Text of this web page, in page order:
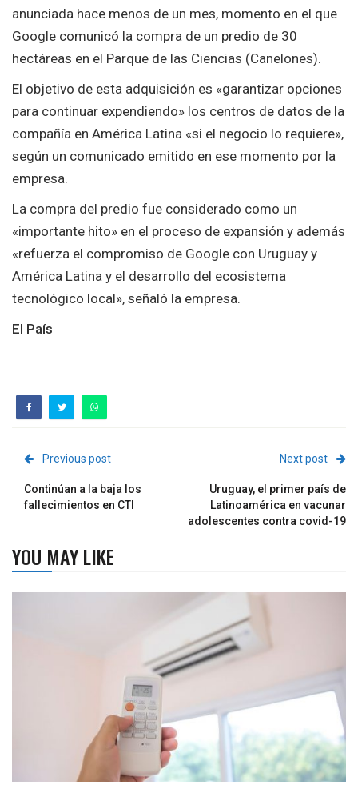
anunciada hace menos de un mes, momento en el que
Google comunicó la compra de un predio de 30
hectáreas en el Parque de las Ciencias (Canelones).
El objetivo de esta adquisición es «garantizar opciones
para continuar expendiendo» los centros de datos de la
compañía en América Latina «si el negocio lo requiere»,
según un comunicado emitido en ese momento por la
empresa.
La compra del predio fue considerado como un
«importante hito» en el proceso de expansión y además
«refuerza el compromiso de Google con Uruguay y
América Latina y el desarrollo del ecosistema
tecnológico local», señaló la empresa.
El País
Previous post
Continúan a la baja los
fallecimientos en CTI
Next post
Uruguay, el primer país de
Latinoamérica en vacunar
adolescentes contra covid-19
YOU MAY LIKE